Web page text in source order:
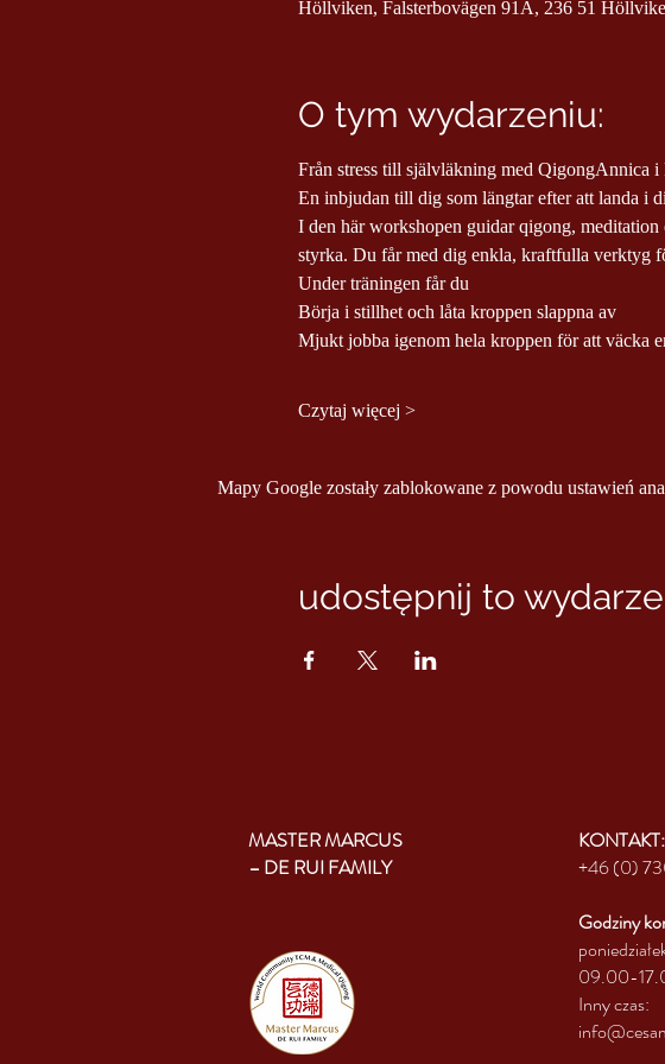
Höllviken, Falsterbovägen 91A, 236 51
O tym wydarzeniu:
Från stress till självläkning med QigongAnnica
En inbjudan till dig som längtar efter att landa i
I den här workshopen guidar qigong,
styrka. Du får med dig enkla, kraftfulla verktyg
Under träningen får du
Börja i stillhet och låta kroppen slappna av
Mjukt jobba igenom hela kroppen för att väcka
Czytaj więcej >
Mapy Google zostały zablokowane z powodu ustawień
udostępnij to
KONTAKT:
+46 (0)
Godziny
09.00-
Inny czas:
MASTER MARCUS
– DE RUI FAMILY